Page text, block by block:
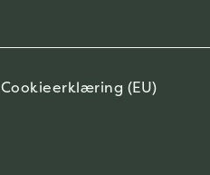
Cookieerklæring (EU)